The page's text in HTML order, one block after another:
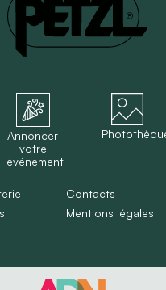
Annoncer
votre
événement
Contacts
Mentions légales